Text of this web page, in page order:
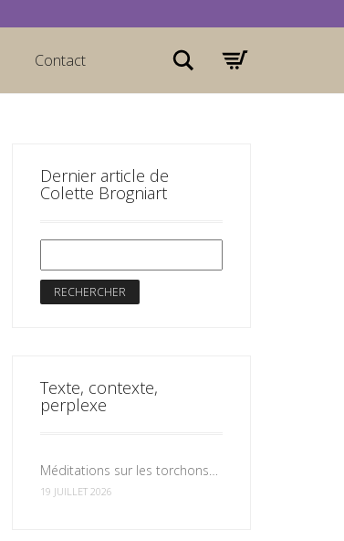
Contact Rechercher
Dernier article de
Colette Brogniart
Texte, contexte,
perplexe
Méditations sur les torchons et les serviettes
19 JUILLET 2026